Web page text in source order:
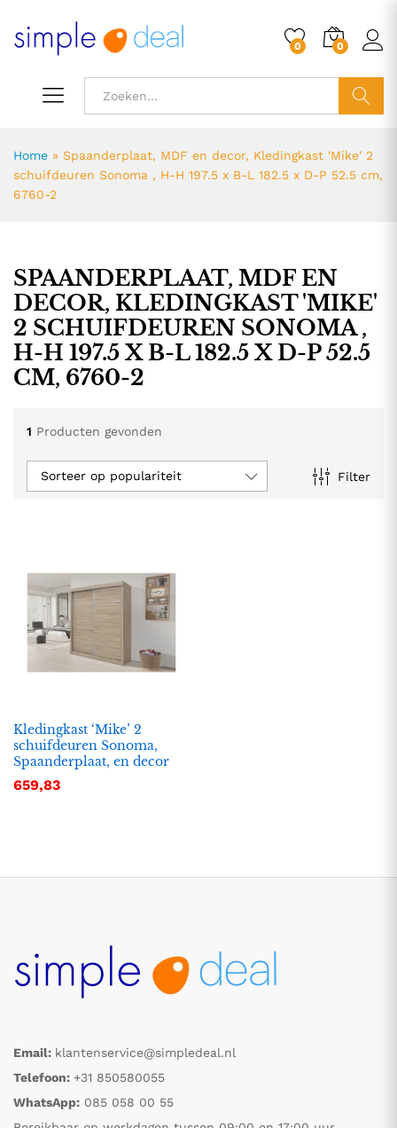
0 0
Home » Spaanderplaat, MDF en decor, Kledingkast 'Mike' 2
schuifdeuren Sonoma , H-H 197.5 x B-L 182.5 x D-P 52.5 cm,
6760-2
SPAANDERPLAAT, MDF EN
DECOR, KLEDINGKAST 'MIKE'
2 SCHUIFDEUREN SONOMA ,
H-H 197.5 X B-L 182.5 X D-P 52.5
CM, 6760-2
1 Producten gevonden
Filter
Sorteer op populariteit
Kledingkast ‘Mike’ 2
schuifdeuren Sonoma,
Spaanderplaat, en decor
659,83
Email: klantenservice@simpledeal.nl
Telefoon: +31 850580055
WhatsApp: 085 058 00 55